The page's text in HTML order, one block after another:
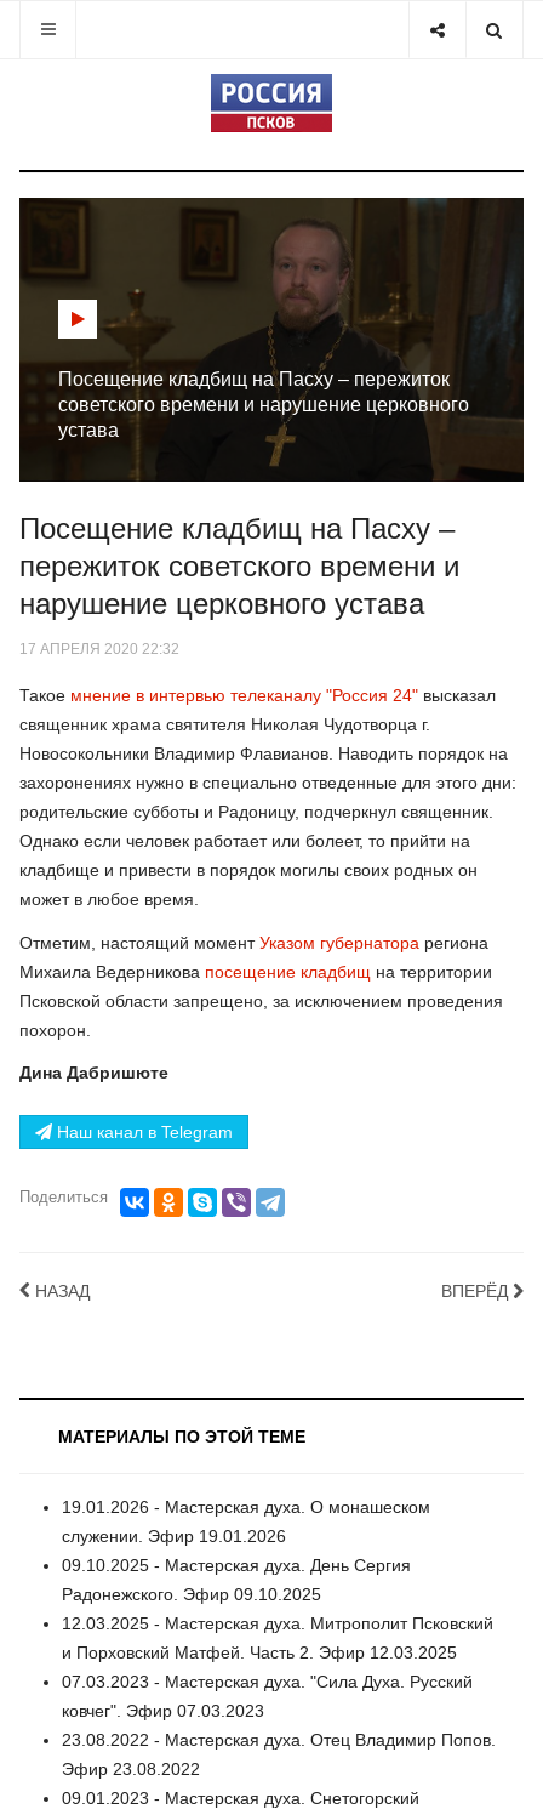
Посещение кладбищ на Пасху – пережиток
советского времени и нарушение церковного
устава
Посещение кладбищ на Пасху –
пережиток советского времени и
нарушение церковного устава
17 АПРЕЛЯ 2020 22:32
Такое мнение в интервью телеканалу "Россия 24" высказал
священник храма святителя Николая Чудотворца г.
Новосокольники Владимир Флавианов. Наводить порядок на
захоронениях нужно в специально отведенные для этого дни:
родительские субботы и Радоницу, подчеркнул священник.
Однако если человек работает или болеет, то прийти на
кладбище и привести в порядок могилы своих родных он
может в любое время.
Отметим, настоящий моментУказом губернатора региона
Михаила Ведерникова посещение кладбищ на территории
Псковской области запрещено, за исключением проведения
похорон.
Дина Дабришюте
Наш канал в Telegram
Поделиться
НАЗАД ВПЕРЁД
МАТЕРИАЛЫ ПО ЭТОЙ ТЕМЕ
19.01.2026 - Мастерская духа. О монашеском
служении. Эфир 19.01.2026
09.10.2025 - Мастерская духа. День Сергия
Радонежского. Эфир 09.10.2025
12.03.2025 - Мастерская духа. Митрополит Псковский
и Порховский Матфей. Часть 2. Эфир 12.03.2025
07.03.2023 - Мастерская духа. "Сила Духа. Русский
ковчег". Эфир 07.03.2023
23.08.2022 - Мастерская духа. Отец Владимир Попов.
Эфир 23.08.2022
09.01.2023 - Мастерская духа. Снетогорский